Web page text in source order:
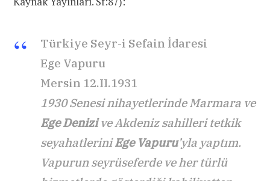
Türkiye Seyr-i Sefain İdaresi
Ege Vapuru
Mersin 12.II.1931
1930 Senesi nihayetlerinde Marmara ve
Ege Denizive Akdeniz sahilleri tetkik
seyahatleriniEge Vapuru’yla yaptım.
Vapurun seyrüseferde ve her türlü